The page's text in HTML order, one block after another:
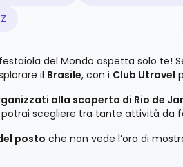
del Mondo aspetta solo te!
il Brasile, con i Club Utravel
alla scoperta di Rio de
potrai scegliere tra tante attività da
posto che non vede l’ora di